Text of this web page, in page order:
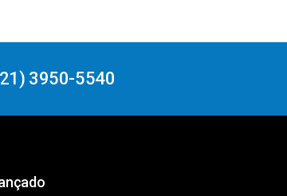
3950-5540